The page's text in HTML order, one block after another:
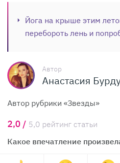
Йога на крыше этим
перебороть лень и
Автор
Анастасия
Автор рубрики «Звезды»
2,0 / 5,0 рейтинг статьи
Какое впечатление